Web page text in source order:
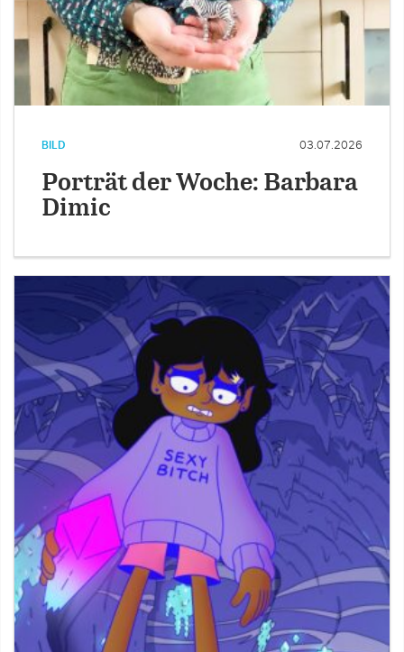
BILD 03.07.2026
Porträt der Woche: Barbara
Dimic